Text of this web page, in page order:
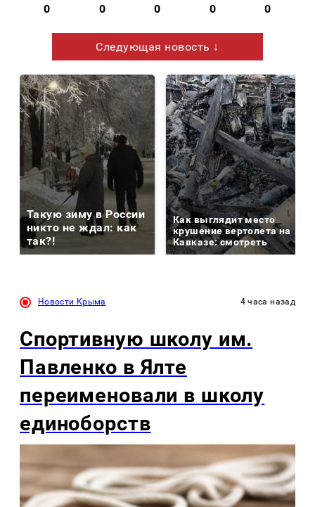
0 0 0 0 0
Следующая новость ↓
Такую зиму в России
никто не ждал: как
так?!
Как выглядит место
крушение вертолета на
Кавказе: смотреть
Новости Крыма 4 часа назад
Спортивную школу им.
Павленко в Ялте
переименовали в школу
единоборств